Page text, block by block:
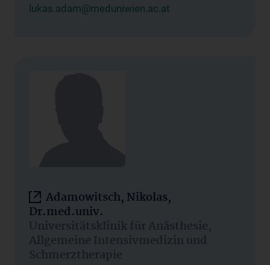
lukas.adam@meduniwien.ac.at
Adamowitsch, Nikolas,
Dr.med.univ.
Universitätsklinik für Anästhesie,
Allgemeine Intensivmedizin und
Schmerztherapie